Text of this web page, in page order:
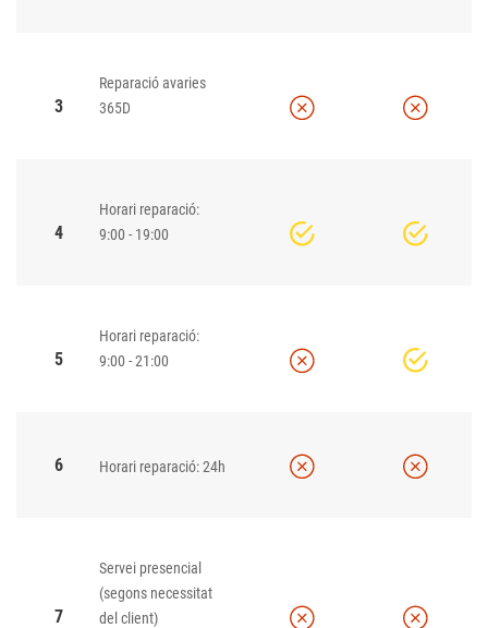
3
Reparació avaries
365D
4
Horari reparació:
9:00 - 19:00
5
Horari reparació:
9:00 - 21:00
6 Horari reparació: 24h
7
Servei presencial
(segons necessitat
del client)